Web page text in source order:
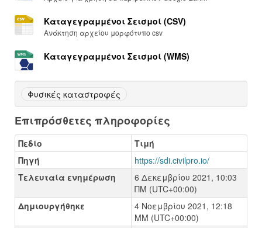
Καταγεγραμμένοι Σεισμοί (CSV)
Ανάκτηση αρχείου μορφότυπο csv
Καταγεγραμμένοι Σεισμοί (WMS)
Φυσικές καταστροφές
Επιπρόσθετες πληροφορίες
Πεδίο
Τιμή
Πηγή
https://sdi.civilpro.io/
Τελευταία ενημέρωση
6 Δεκεμβρίου 2021, 10:03
ΠΜ (UTC+00:00)
Δημιουργήθηκε
4 Νοεμβρίου 2021, 12:18
ΜΜ (UTC+00:00)